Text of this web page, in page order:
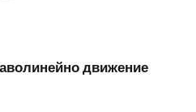
движение